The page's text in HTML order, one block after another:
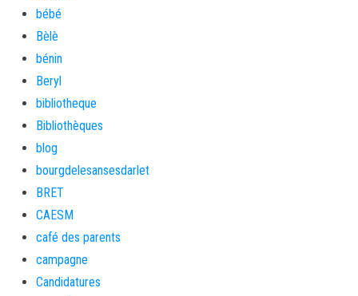
bébé
Bèlè
bénin
Beryl
bibliotheque
Bibliothèques
blog
bourgdelesansesdarlet
BRET
CAESM
café des parents
campagne
Candidatures